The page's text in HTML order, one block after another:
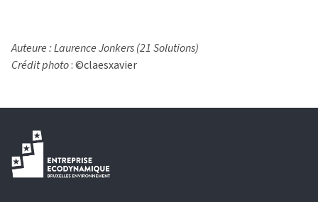
Auteure : Laurence Jonkers (21 Solutions)
Crédit photo: ©claesxavier